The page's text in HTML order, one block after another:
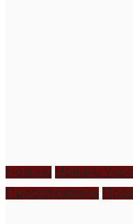
Новини Новини
Предстоятель